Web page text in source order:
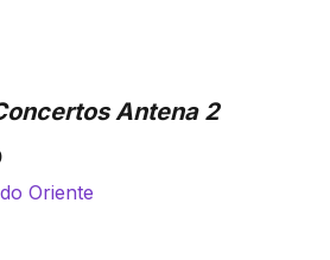
Antena 2
Oriente